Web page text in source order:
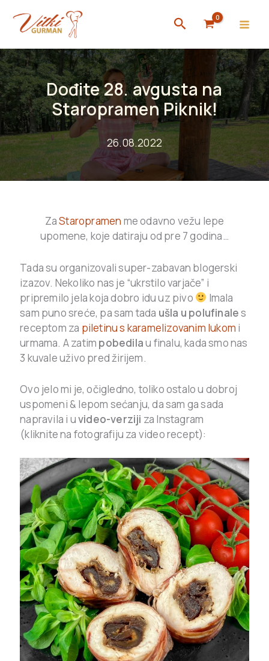
content
Search
Dođite 28. avgusta na
Staropramen Piknik!
26.08.2022
ZaStaropramen me odavno vežu lepe
upomene, koje datiraju od pre 7 godina…
Tada su organizovali super-zabavan blogerski
izazov. Nekoliko nas je “ukrstilo varjače” i
pripremilo jela koja dobro idu uz pivo
Imala
sam puno sreće, pa sam tada ušla u polufinales
receptom za piletinu s karamelizovanim lukom i
urmama. A zatim pobedilau finalu, kada smo nas
3 kuvale uživo pred žirijem.
Ovo jelo mi je, očigledno, toliko ostalo u dobroj
uspomeni & lepom sećanju, da sam ga sada
napravila i uvideo-verziji za Instagram
(kliknite na fotografiju za video recept):